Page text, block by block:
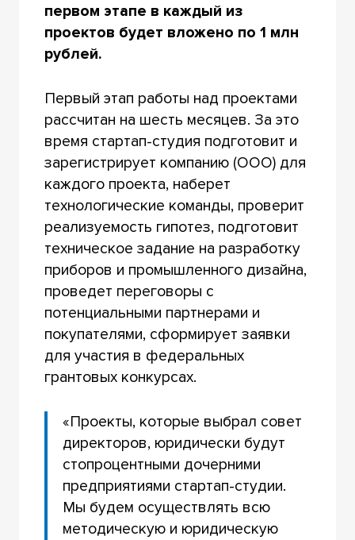
первом этапе в каждый из
проектов будет вложено по 1 млн
рублей.
Первый этап работы над проектами
рассчитан на шесть месяцев. За это
время стартап-студия подготовит и
зарегистрирует компанию (ООО) для
каждого проекта, наберет
технологические команды, проверит
реализуемость гипотез, подготовит
техническое задание на разработку
приборов и промышленного дизайна,
проведет переговоры с
потенциальными партнерами и
покупателями, сформирует заявки
для участия в федеральных
грантовых конкурсах.
«Проекты, которые выбрал совет
директоров, юридически будут
стопроцентными дочерними
предприятиями стартап-студии.
Мы будем осуществлять всю
методическую и юридическую